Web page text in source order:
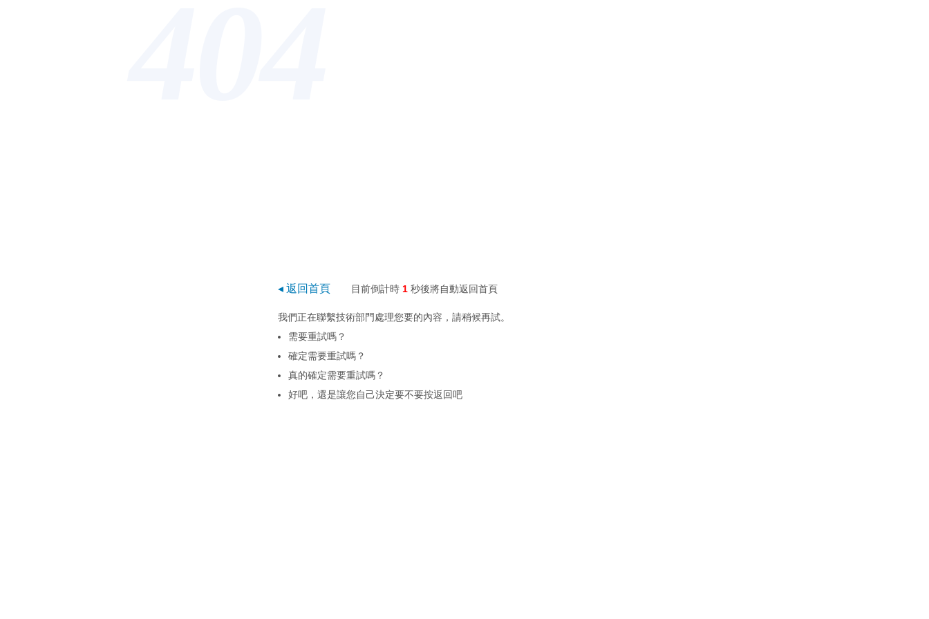
◂ 返回首頁 目前倒計時 1 秒後將自動返回首頁
我們正在聯繫技術部門處理您要的內容，請稍候再試。
需要重試嗎？
確定需要重試嗎？
真的確定需要重試嗎？
好吧，還是讓您自己決定要不要按返回吧